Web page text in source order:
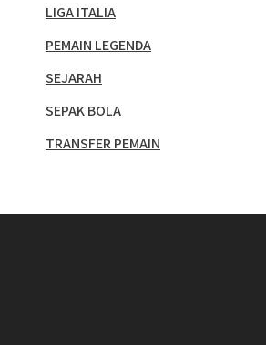
LIGA ITALIA
PEMAIN LEGENDA
SEJARAH
SEPAK BOLA
TRANSFER PEMAIN